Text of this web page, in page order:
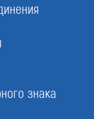
знака
(НРС) — это
о
право